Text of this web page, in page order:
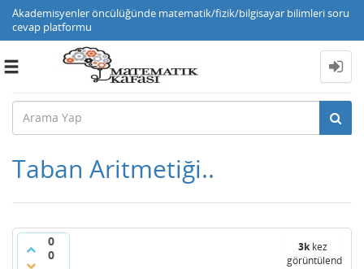
Akademisyenler öncülüğünde matematik/fizik/bilgisayar bilimleri soru
cevap platformu
Toggle
Taban Aritmetiği..
0
0
3kkez
görüntülendi